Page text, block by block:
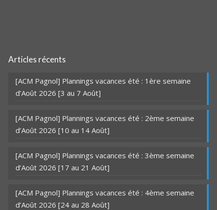
Articles récents
[ACM Pagnol] Plannings vacances été : 1ère semaine
d’Août 2026 [3 au 7 Août]
[ACM Pagnol] Plannings vacances été : 2ème semaine
d’Août 2026 [10 au 14 Août]
[ACM Pagnol] Plannings vacances été : 3ème semaine
d’Août 2026 [17 au 21 Août]
[ACM Pagnol] Plannings vacances été : 4ème semaine
d’Août 2026 [24 au 28 Août]